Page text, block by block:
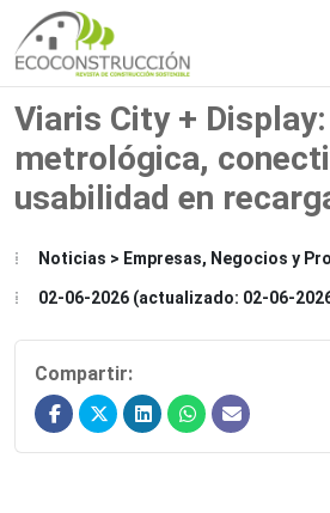
Menu
Menu
Viaris City +
metrológica,
usabilidad en
Noticias > Empresas, Negocios y
02-06-2026 (actualizado: 02-06-
Compartir: